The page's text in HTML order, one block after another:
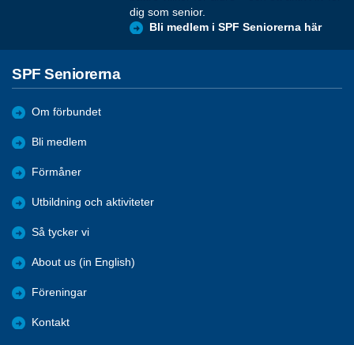
dig som senior.
Bli medlem i SPF Seniorerna här
SPF Seniorerna
Om förbundet
Bli medlem
Förmåner
Utbildning och aktiviteter
Så tycker vi
About us (in English)
Föreningar
Kontakt